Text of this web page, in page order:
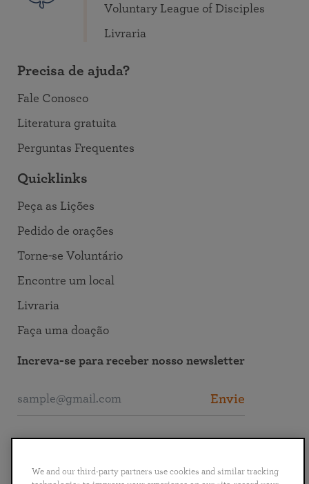
Voluntary League of Disciples
Livraria
Precisa de ajuda?
Fale Conosco
Literatura gratuita
Perguntas Frequentes
Quicklinks
Peça as Lições
Pedido de orações
Torne-se Voluntário
Encontre um local
Livraria
Faça uma doação
Increva-se para receber nosso newsletter
Envie
We and our third-party partners use cookies and similar tracking